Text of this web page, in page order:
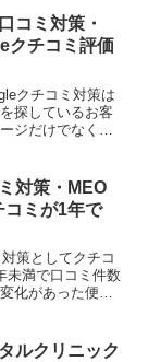
今回は、小児科
コミ対策・
クチコミ評価
クチコミ対策は
探しているお客
ジだけでなく
なります。施工
対策・MEO
ミが1年で
策としてクチコ
未満で口コミ件数
化があった便利
） Google口...
ルクリニック